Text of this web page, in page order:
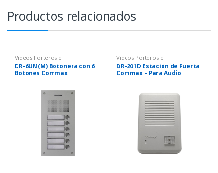
Productos relacionados
Videos Porteros e
Intercomunicadores
DR-6UM(M) Botonera con 6
Botones Commax
Videos Porteros e
Intercomunicadores
DR-201D Estación de Puerta
Commax – Para Audio